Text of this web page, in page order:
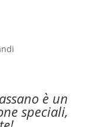
è un
speciali,